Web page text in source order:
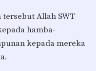
Allah SWT
hamba-
kepada mereka